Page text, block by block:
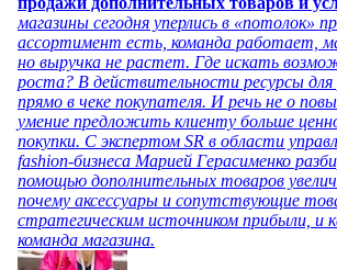
магазины сегодня уперлись в «потолок»
ассортимент есть, команда работает,
но выручка не растет. Где искать
роста? В действительности ресурсы
прямо в чеке покупателя. И речь не о
умение предложить клиенту больше
покупки. С экспертом SR в области
fashion-бизнеса Марией Герасименко
помощью дополнительных товаров
почему аксессуары и сопутствующие
стратегическим источником прибыли, и
команда магазина.